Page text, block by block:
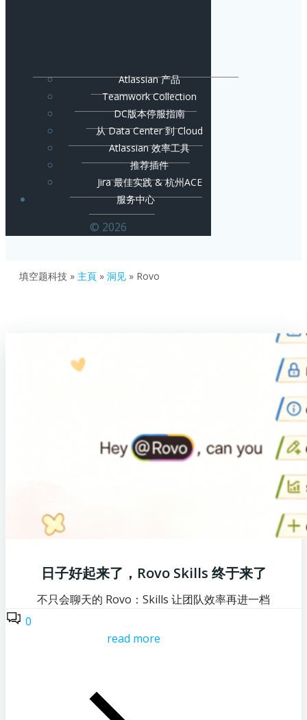
Atlassian 产品
Teamwork Collection
DC版本停服指南
从 Data Center 到 Cloud
Atlassian 效率工具
推荐插件
Jira 最佳实践 & 杭州ACE
服务中心
© 2026
填空题科技 » 主頁 » 洞见 » Rovo
日子好起来了，Rovo Skills 终于来了
不只会聊天的 Rovo：Skills 让团队效率再进一档
0
read more